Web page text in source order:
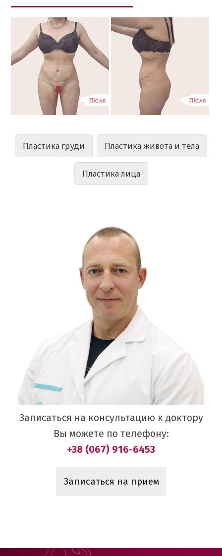
Пластика груди Пластика живота и тела
Пластика лица
Записаться на консультацию к доктору
Вы можете по телефону:
+38 (067) 916-6453
Записаться на прием